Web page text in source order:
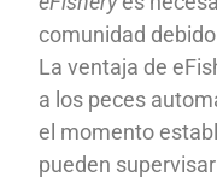
comunidad
La ventaja de
a los peces
el momento
pueden